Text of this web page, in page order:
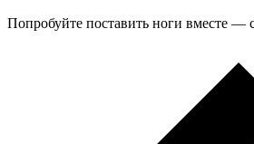
Попробуйте поставить ноги вместе —